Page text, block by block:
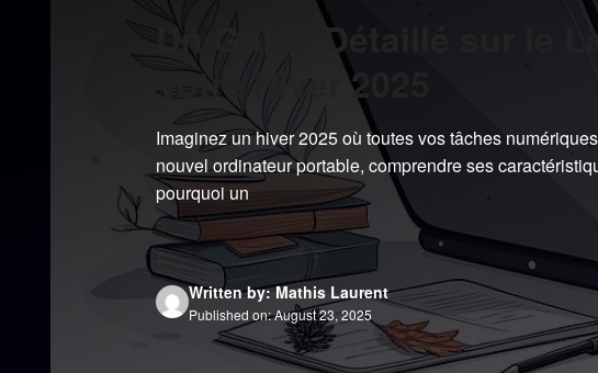
Un Guide Détaillé sur le
Votre Hiver 2025
Imaginez un hiver 2025 où toutes vos tâches
nouvel ordinateur portable, comprendre ses
pourquoi un
Written by: Mathis Laurent
Published on: August 23, 2025